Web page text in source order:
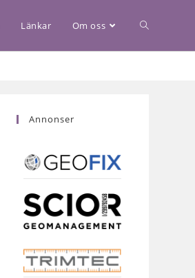
Länkar Om oss
Annonser